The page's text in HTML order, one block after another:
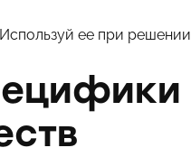
Используй ее при решении